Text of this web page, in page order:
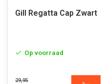
Gill Regatta Cap Zwart
Op voorraad
29,95